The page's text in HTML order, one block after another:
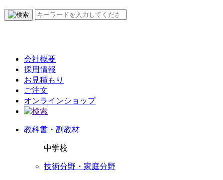
会社概要
採用情報
お見積もり
ご注文
オンラインショップ
教科書・副教材
中学校
技術分野・家庭分野